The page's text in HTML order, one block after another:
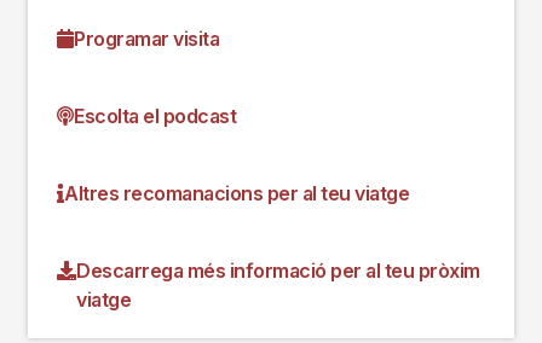
Programar visita
Escolta el podcast
Altres recomanacions per al teu viatge
Descarrega més informació per al teu pròxim
viatge